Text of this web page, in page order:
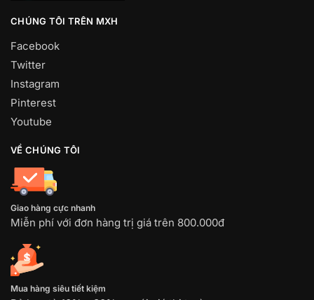
CHÚNG TÔI TRÊN MXH
Facebook
Twitter
Instagram
Pinterest
Youtube
VỀ CHÚNG TÔI
Giao hàng cực nhanh
Miễn phí với đơn hàng trị giá trên 800.000đ
Mua hàng siêu tiết kiệm